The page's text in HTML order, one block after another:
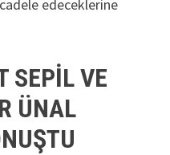
edeceklerine
SEPİL VE
ÜNAL